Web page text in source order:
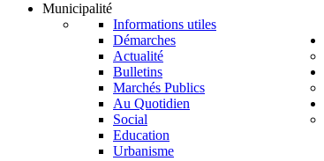
Municipalité
Informations utiles
Démarches
Actualité
Bulletins
Marchés Publics
Au Quotidien
Social
Education
Urbanisme